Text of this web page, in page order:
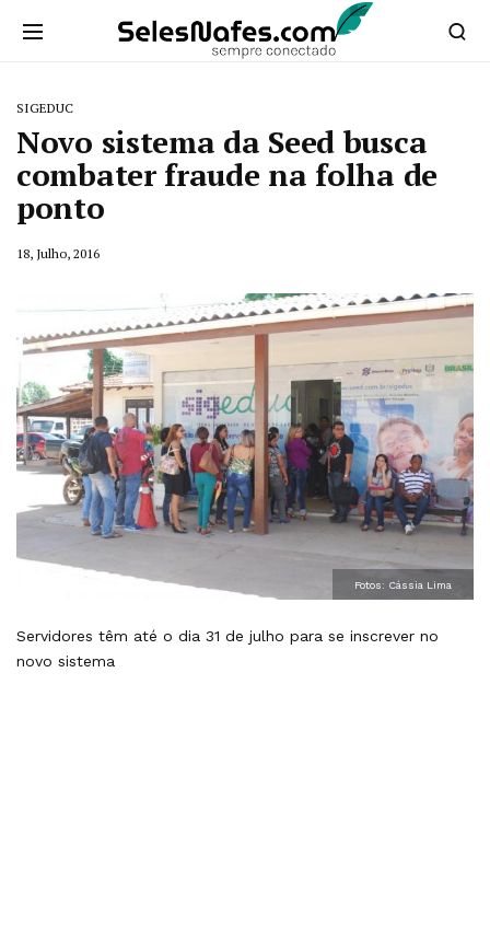
SIGEDUC
Novo sistema da Seed busca
combater fraude na folha de
ponto
18, Julho, 2016
Fotos: Cássia Lima
Servidores têm até o dia 31 de julho para se inscrever no
novo sistema